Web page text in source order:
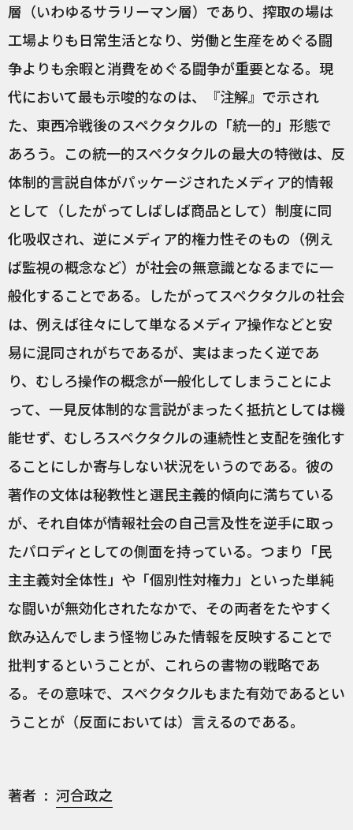
層（いわゆるサラリーマン層）であり、搾取の場は
工場よりも日常生活となり、労働と生産をめぐる闘
争よりも余暇と消費をめぐる闘争が重要となる。現
代において最も示唆的なのは、『注解』で示され
た、東西冷戦後のスペクタクルの「統一的」形態で
あろう。この統一的スペクタクルの最大の特徴は、反
体制的言説自体がパッケージされたメディア的情報
として（したがってしばしば商品として）制度に同
化吸収され、逆にメディア的権力性そのもの（例え
ば監視の概念など）が社会の無意識となるまでに一
般化することである。したがってスペクタクルの社会
は、例えば往々にして単なるメディア操作などと安
易に混同されがちであるが、実はまったく逆であ
り、むしろ操作の概念が一般化してしまうことによ
って、一見反体制的な言説がまったく抵抗としては機
能せず、むしろスペクタクルの連続性と支配を強化す
ることにしか寄与しない状況をいうのである。彼の
著作の文体は秘教性と選民主義的傾向に満ちている
が、それ自体が情報社会の自己言及性を逆手に取っ
たパロディとしての側面を持っている。つまり「民
主主義対全体性」や「個別性対権力」といった単純
な闘いが無効化されたなかで、その両者をたやすく
飲み込んでしまう怪物じみた情報を反映することで
批判するということが、これらの書物の戦略であ
る。その意味で、スペクタクルもまた有効であるとい
うことが（反面においては）言えるのである。
著者 河合政之